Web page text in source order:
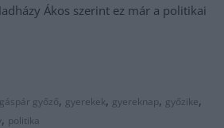
Ákos szerint ez már a politikai
gáspár győző, gyerekek, gyereknap, győzike,
, politika